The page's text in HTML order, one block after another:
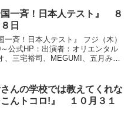
国一斉！日本人テスト』 ８
日
一斉！日本人テスト』 フジ（木）
公式HP：出演者：オリエンタル
、三宅裕司、MEGUMI、五月みど
さ、髭男爵、石黒彩、山口智充、
子●『...
さんの学校では教えてくれな
んトコロ!』 １０月３１